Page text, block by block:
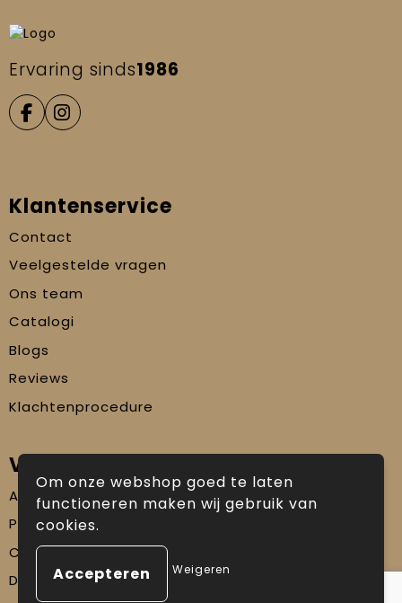
Ervaring sinds1986
Klantenservice
Contact
Veelgestelde vragen
Ons team
Catalogi
Blogs
Reviews
Klachtenprocedure
Veilig winkelen
Algemene voorwaarden
Privacyverklaring
Cookiebeleid
Disclaimer
Om onze webshop goed te laten
functioneren maken wij gebruik van
cookies.
Weigeren